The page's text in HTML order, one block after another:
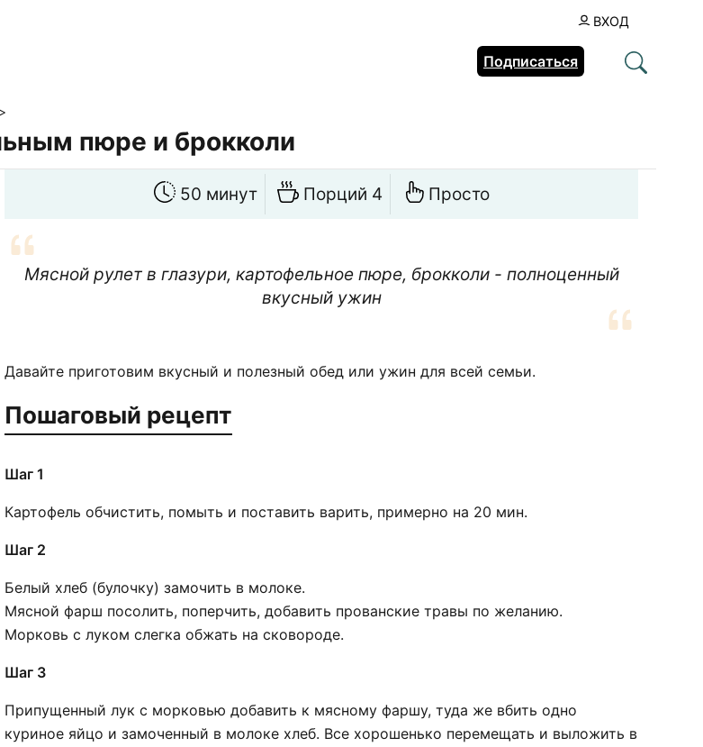
ВХОД
Подписаться
>
пюре и брокколи
50 минут Порций 4 Просто
Мясной рулет в глазури, картофельное пюре, брокколи - полноценный
вкусный ужин
Давайте приготовим вкусный и полезный обед или ужин для всей семьи.
Пошаговый рецепт
Шаг 1
Картофель обчистить, помыть и поставить варить, примерно на 20 мин.
Шаг 2
Белый хлеб (булочку) замочить в молоке.
Мясной фарш посолить, поперчить, добавить прованские травы по желанию.
Морковь с луком слегка обжать на сковороде.
Шаг 3
Припущенный лук с морковью добавить к мясному фаршу, туда же вбить одно
куриное яйцо и замоченный в молоке хлеб. Все хорошенько перемещать и выложить в